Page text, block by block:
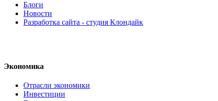
Блоги
Новости
Разработка сайта - студия Клондайк
Экономика
Отрасли экономики
Инвестиции